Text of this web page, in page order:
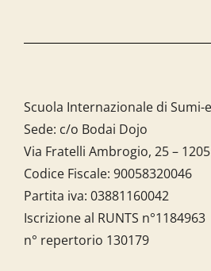
Scuola Internazionale di Sumi-e
Sede: c/o Bodai Dojo
Via Fratelli Ambrogio, 25 –
Codice Fiscale: 90058320046
Partita iva: 03881160042
Iscrizione al RUNTS n°1184963
n° repertorio 130179